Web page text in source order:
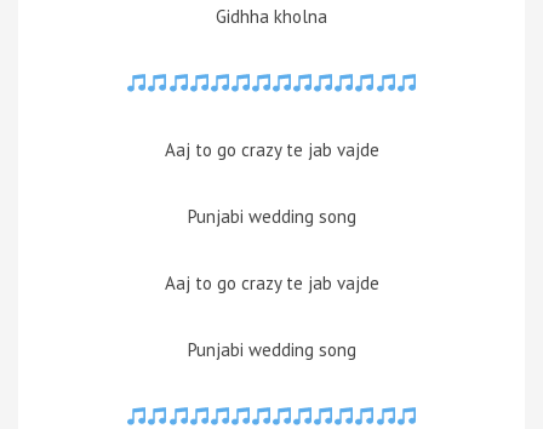
Gidhha kholna
Aaj to go crazy te jab vajde
Punjabi wedding song
Aaj to go crazy te jab vajde
Punjabi wedding song